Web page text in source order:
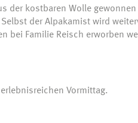
der kostbaren Wolle
der Alpakamist wird
bei Familie Reisch erworben
Vormittag.